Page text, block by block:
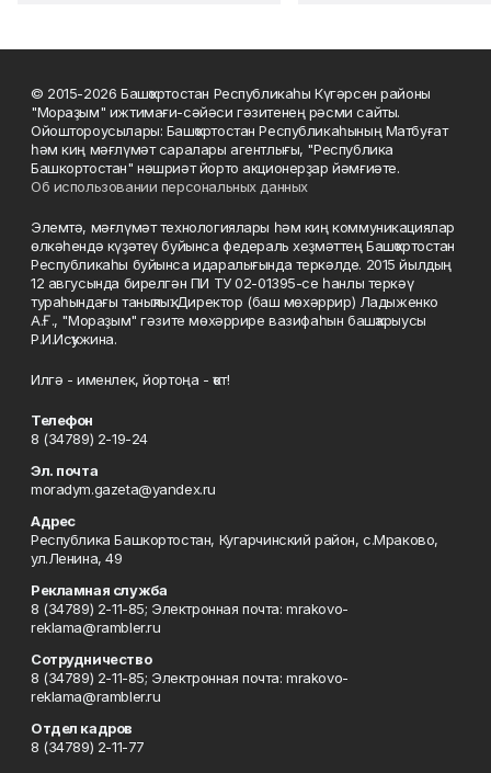
© 2015-2026 Башҡортостан Республикаһы Күгәрсен районы
"Мораҙым" ижтимағи-сәйәси гәзитенең рәсми сайты.
Ойоштороусылары: Башҡортостан Республикаһының Матбуғат
һәм киң мәғлүмәт саралары агентлығы, "Республика
Башкортостан" нәшриәт йорто акционерҙар йәмғиәте.
Об использовании персональных данных
Элемтә, мәғлүмәт технологиялары һәм киң коммуникациялар
өлкәһендә күҙәтеү буйынса федераль хеҙмәттең Башҡортостан
Республикаһы буйынса идаралығында теркәлде. 2015 йылдың
12 авгусында бирелгән ПИ ТУ 02-01395-се һанлы теркәү
тураһындағы таныҡлыҡ. Директор (баш мөхәррир) Ладыженко
А.Ғ., "Мораҙым" гәзите мөхәррире вазифаһын башҡарыусы
Р.И.Исҡужина.
Илгә - именлек, йортоңа - ҡот!
Телефон
8 (34789) 2-19-24
Эл. почта
moradym.gazeta@yandex.ru
Адрес
Республика Башкортостан, Кугарчинский район, с.Мраково,
ул.Ленина, 49
Рекламная служба
8 (34789) 2-11-85; Электронная почта: mrakovo-
reklama@rambler.ru
Сотрудничество
8 (34789) 2-11-85; Электронная почта: mrakovo-
reklama@rambler.ru
Отдел кадров
8 (34789) 2-11-77